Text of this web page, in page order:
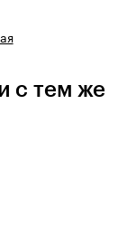
с тем же